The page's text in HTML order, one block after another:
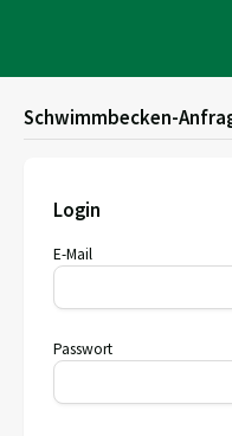
Schwimmbecken-
Login
E-Mail
Passwort